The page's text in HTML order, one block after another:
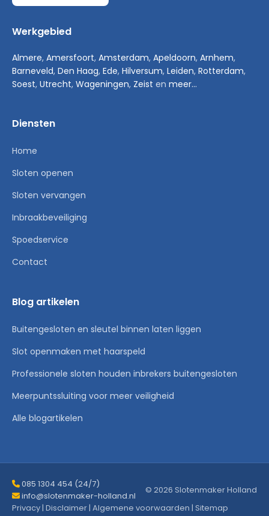
Werkgebied
Almere, Amersfoort, Amsterdam, Apeldoorn, Arnhem,
Barneveld, Den Haag, Ede, Hilversum, Leiden, Rotterdam,
Soest, Utrecht, Wageningen, Zeist en meer...
Diensten
Home
Sloten openen
Sloten vervangen
Inbraakbeveiliging
Spoedservice
Contact
Blog artikelen
Buitengesloten en sleutel binnen laten liggen
Slot openmaken met haarspeld
Professionele sloten houden inbrekers buitengesloten
Meerpuntssluiting voor meer veiligheid
Alle blogartikelen
085 1304 454 (24/7)
info@slotenmaker-holland.nl
© 2026 Slotenmaker Holland
Privacy| Disclaimer| Algemene voorwaarden | Sitemap